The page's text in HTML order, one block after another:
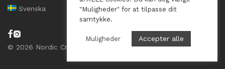
Svenska
© 2026 Nordic Crystals, CVR 41569026
"Muligheder" for at tilpasse dit
samtykke.
Muligheder Accepter alle